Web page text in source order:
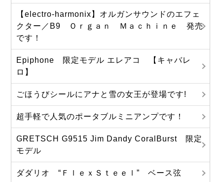
【electro-harmonix】オルガンサウンドのエフェ
クター／B9 Ｏｒｇａｎ Ｍａｃｈｉｎｅ 発売
です！
Epiphone 限定モデル エレアコ 【キャバレ
ロ】
ごほうびシールにアナと雪の女王が登場です!
超手軽で人気のポータブルミニアンプです！
GRETSCH G9515 Jim Dandy CoralBurst 限定
モデル
ダダリオ “ＦｌｅｘＳｔｅｅｌ” ベース弦